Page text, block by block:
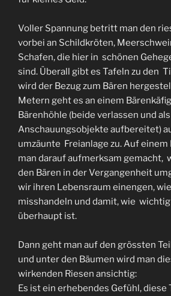
Voller Spannung betritt man den
vorbei an Schildkröten,
Schafen, die hier in schönen
sind. Überall gibt es Tafeln zu den
wird der Bezug zum Bären
Metern geht es an einem
Bärenhöhle (beide verlassen und als
Anschauungsobjekte aufbereitet)
umzäunte Freianlage zu. Auf
man darauf aufmerksam gemacht,
den Bären in der Vergangenheit
wir ihren Lebensraum einengen,
misshandeln und damit, wie
überhaupt ist.
Dann geht man auf den grössten
und unter den Bäumen wird man
wirkenden Riesen ansichtig:
Es ist ein erhebendes Gefühl, diese